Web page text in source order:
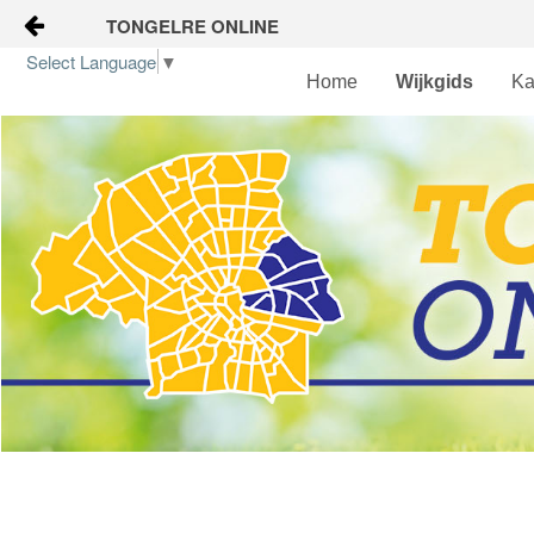
Naar content
TONGELRE ONLINE
Wijkgids
Kalender
Nieuws
Groepen
Home Wijkgids
Select Language ▼